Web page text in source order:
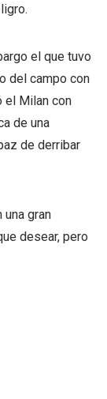
el que tuvo
del campo con
el Milan con
de una
de derribar
gran
desear, pero